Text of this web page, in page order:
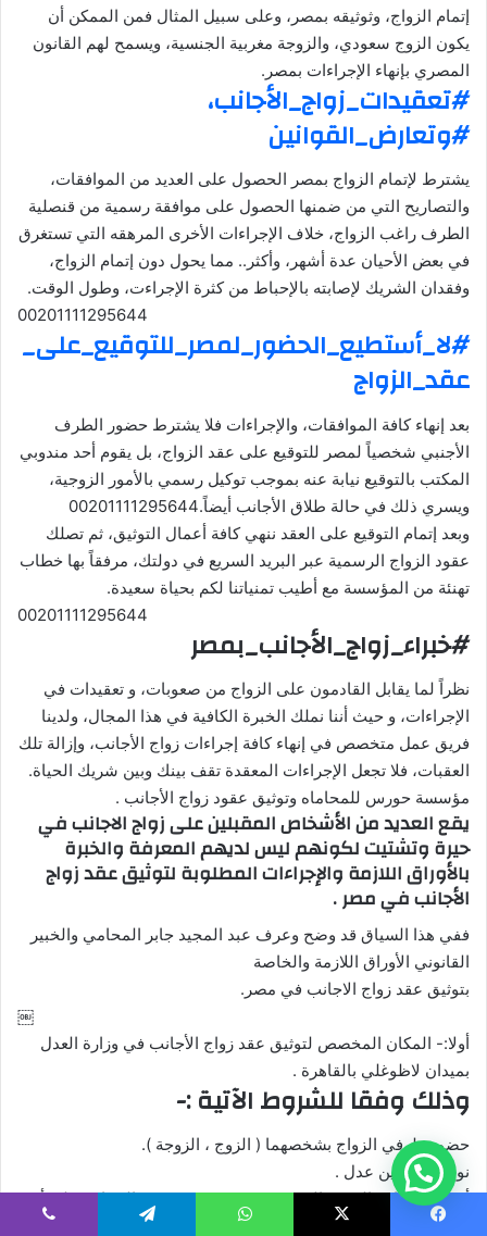
إتمام الزواج، وثوثيقه بمصر، وعلى سبيل المثال فمن الممكن أن
يكون الزوج سعودي، والزوجة مغربية الجنسية، ويسمح لهم القانون
المصري بإنهاء الإجراءات بمصر.
#تعقيدات_زواج_الأجانب،
#وتعارض_القوانين
يشترط لإتمام الزواج بمصر الحصول على العديد من الموافقات،
والتصاريح التي من ضمنها الحصول على موافقة رسمية من قنصلية
الطرف راغب الزواج، خلاف الإجراءات الأخرى المرهقه التي تستغرق
في بعض الأحيان عدة أشهر، وأكثر.. مما يحول دون إتمام الزواج،
وفقدان الشريك لإصابته بالإحباط من كثرة الإجراءت، وطول الوقت.
00201111295644
#لا_أستطيع_الحضور_لمصر_للتوقيع_على_
عقد_الزواج
بعد إنهاء كافة الموافقات، والإجراءات فلا يشترط حضور الطرف
الأجنبي شخصياً لمصر للتوقيع على عقد الزواج، بل يقوم أحد مندوبي
المكتب بالتوقيع نيابة عنه بموجب توكيل رسمي بالأمور الزوجية،
ويسري ذلك في حالة طلاق الأجانب أيضاً.00201111295644
وبعد إتمام التوقيع على العقد ننهي كافة أعمال التوثيق، ثم تصلك
عقود الزواج الرسمية عبر البريد السريع في دولتك، مرفقاً بها خطاب
تهنئة من المؤسسة مع أطيب تمنياتنا لكم بحياة سعيدة.
00201111295644
#خبراء_زواج_الأجانب_بمصر
نظراً لما يقابل القادمون على الزواج من صعوبات، و تعقيدات في
الإجراءات، و حيث أننا نملك الخبرة الكافية في هذا المجال، ولدينا
فريق عمل متخصص في إنهاء كافة إجراءات زواج الأجانب، وإزالة تلك
العقبات، فلا تجعل الإجراءات المعقدة تقف بينك وبين شريك الحياة.
مؤسسة حورس للمحاماه وتوثيق عقود زواج الأجانب .
يقع العديد من الأشخاص المقبلين على زواج الاجانب في
حيرة وتشتيت لكونهم ليس لديهم المعرفة والخبرة
بالأوراق اللازمة والإجراءات المطلوبة لتوثيق عقد زواج
الأجانب في مصر .
ففي هذا السياق قد وضح وعرف عبد المجيد جابر المحامي والخبير
القانوني الأوراق اللازمة والخاصة
بتوثيق عقد زواج الاجانب في مصر.
￼
أولا:- المكان المخصص لتوثيق عقد زواج الأجانب في وزارة العدل
بميدان لاظوغلي بالقاهرة .
وذلك وفقا للشروط الآتية :-
حضور طرفي الزواج بشخصهما ( الزوج ، الزوجة ).
نوافر شاهدين عدل .
أن تكون اقامة الزوجة الاجنبية في مصر بغرض غير السياحة على أن
يتم ختم جواز سفرها من الجوازات والهجرة بالعباسية .